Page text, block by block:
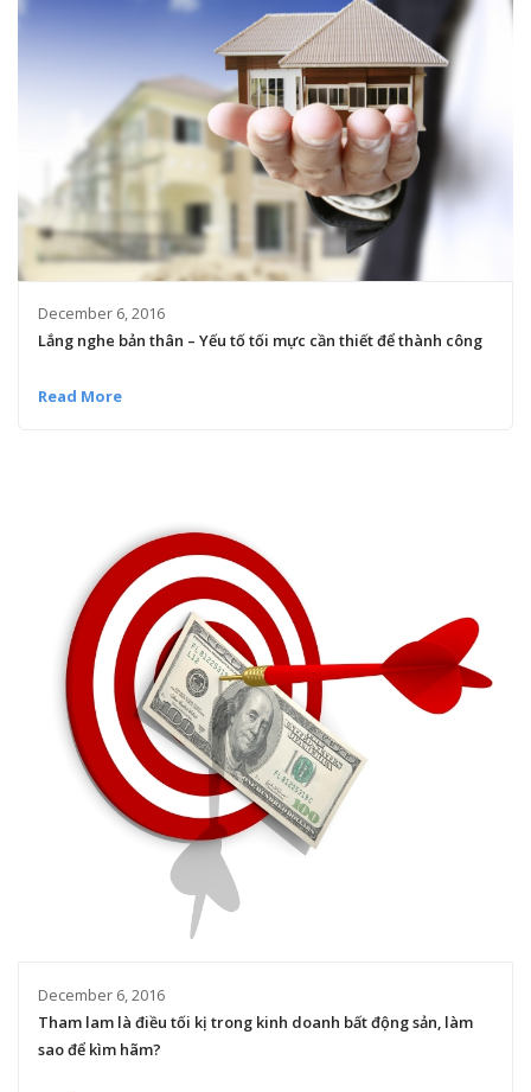
December 6, 2016
Lắng nghe bản thân – Yếu tố tối mực cần thiết để thành công
Read More
December 6, 2016
Tham lam là điều tối kị trong kinh doanh bất động sản, làm
sao để kìm hãm?